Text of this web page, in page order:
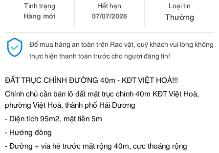
Tình trạng
Hàng mới
Hết hạn
07/07/2026
Loại tin
Thường
Để mua hàng an toàn trên Rao vặt, quý khách vui lòng không
thực hiện thanh toán trước cho người đăng tin!
ĐẤT TRỤC CHÍNH ĐƯỜNG 40m - KĐT VIỆT HOÀ!!!
Chính chủcần bán lô đất mặt trục chính 40m KĐT Việt Hoà,
phường Việt Hoà, thành phố Hải Dương
- Diện tích 95m2, mặt tiền 5m
- Hướng đông
-Đường + vỉa hè trước mặt rộng 40m, cực thoáng rộng